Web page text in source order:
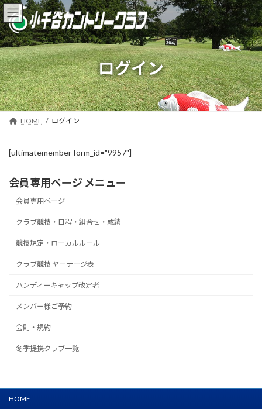
コ
ン
テ
ン
ツ
へ
ス
キ
ッ
プ
ナ
ビ
ゲ
ー
シ
ョ
ン
に
移
動
ログイン
HOME ログイン
[ultimatemember form_id="9957"]
会員専用ページ メニュー
会員専用ページ
クラブ競技・日程・組合せ・成績
競技規定・ローカルルール
クラブ競技 ヤーテージ表
ハンディーキャップ改定者
メンバー様ご予約
会則・規約
冬季提携クラブ一覧
HOME